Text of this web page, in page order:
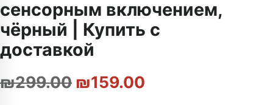
сенсорным включением,
чёрный | Купить с
доставкой
₪299.00 Первоначальная цена
₪159.00